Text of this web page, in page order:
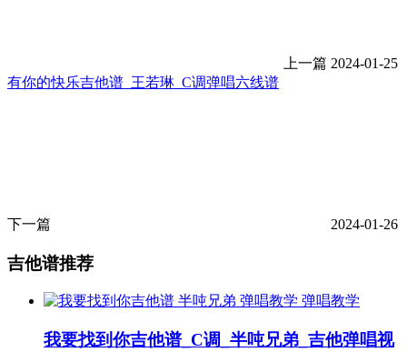
上一篇 2024-01-25
有你的快乐吉他谱_王若琳_C调弹唱六线谱
下一篇 2024-01-26
吉他谱推荐
弹唱教学
我要找到你吉他谱_C调_半吨兄弟_吉他弹唱视